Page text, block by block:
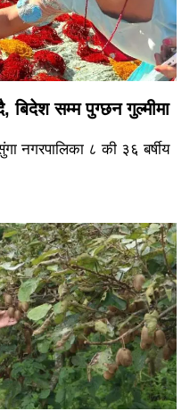
बिदेश सम्म पुग्छन गुल्मीमा
नगरपालिका ८ की ३६ बर्षीय